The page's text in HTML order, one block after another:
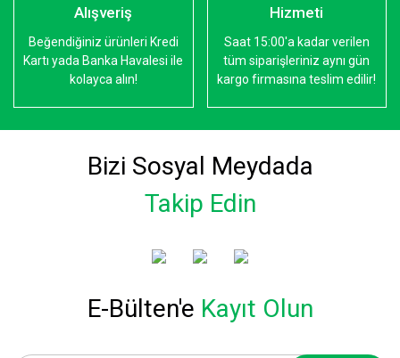
Alışveriş
Beğendiğiniz ürünleri Kredi
Kartı yada Banka Havalesi ile
kolayca alın!
Hizmeti
Saat 15:00'a kadar verilen
tüm siparişleriniz aynı gün
kargo firmasına teslim edilir!
Bizi Sosyal Meydada
Takip Edin
E-Bülten'e Kayıt Olun